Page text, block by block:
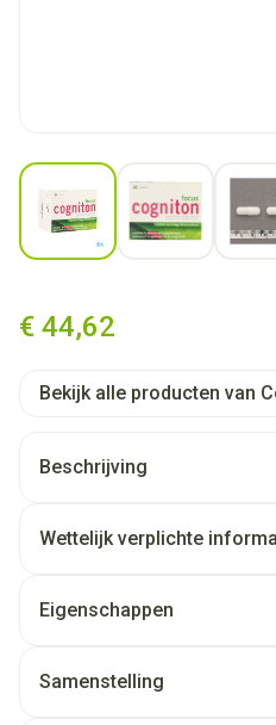
View larger imageView larger
€ 44,62
Bekijk alle producten van
Beschrijving
versie van Cogniton
Wettelijk verplichte
Eigenschappen
Samenstelling